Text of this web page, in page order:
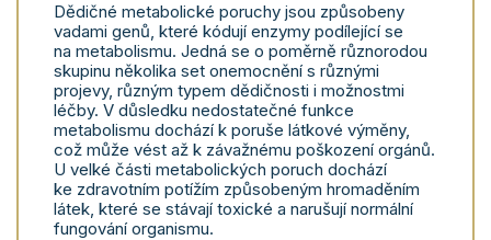
Dědičné metabolické poruchy jsou způsobeny
vadami genů, které kódují enzymy podílející se
na metabolismu. Jedná se o poměrně různorodou
skupinu několika set onemocnění s různými
projevy, různým typem dědičnosti i možnostmi
léčby. V důsledku nedostatečné funkce
metabolismu dochází k poruše látkové výměny,
což může vést až k závažnému poškození orgánů.
U velké části metabolických poruch dochází
ke zdravotním potížím způsobeným hromaděním
látek, které se stávají toxické a narušují normální
fungování organismu.